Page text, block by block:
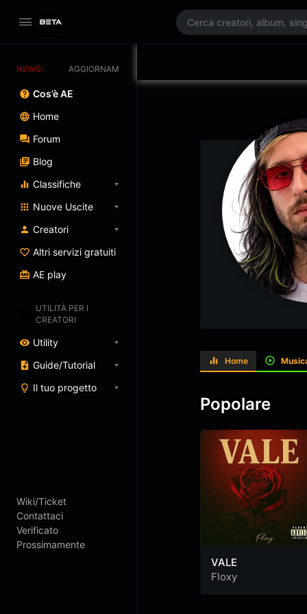
NEWS: AGGIORNAMENTO PROGRAMMATO 3/07/2025
Cos’è AE
Home
Forum
Blog
Classifiche
Nuove Uscite
Creatori
Altri servizi gratuiti
AE play
UTILITÀ PER I
CREATORI
Utility
Guide/Tutorial
Il tuo progetto
Wiki/Ticket
Contattaci
Verificato
Prossimamente
Home
Popolare
VALE
Floxy